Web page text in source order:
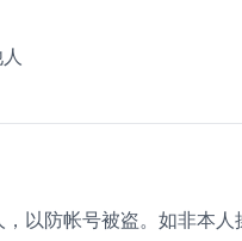
以防帐号被盗。如非本人